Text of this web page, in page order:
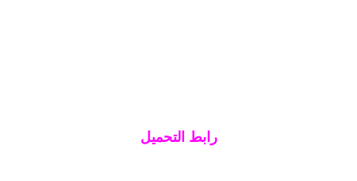
رابط التحميل